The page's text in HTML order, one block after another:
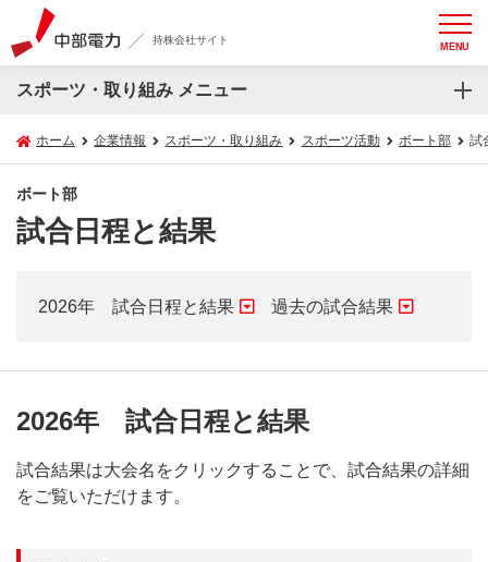
持株会社サイト MENU
スポーツ・取り組み メニュー
ホーム 企業情報 スポーツ・取り組み スポーツ活動 ボート部 試
ボート部
試合日程と結果
2026年 試合日程と結果 過去の試合結果
2026年 試合日程と結果
試合結果は大会名をクリックすることで、試合結果の詳細
をご覧いただけます。